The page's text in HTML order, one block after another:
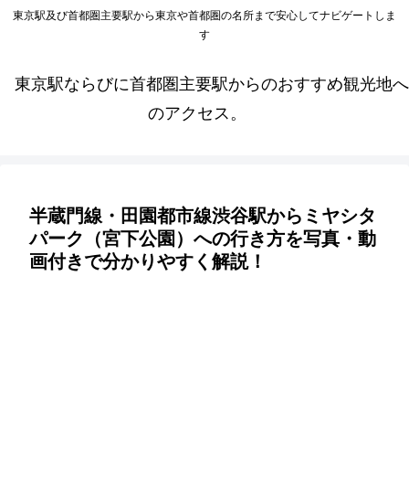
東京駅及び首都圏主要駅から東京や首都圏の名所まで安心してナビゲートしま
す
東京駅ならびに首都圏主要駅からのおすすめ観光地へ
のアクセス。
半蔵門線・田園都市線渋谷駅からミヤシタ
パーク（宮下公園）への行き方を写真・動
画付きで分かりやすく解説！